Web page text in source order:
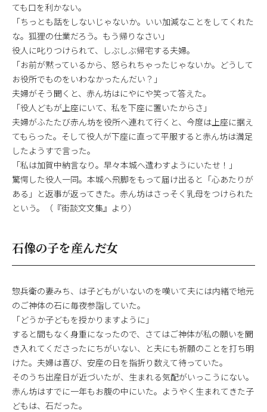
ても口を利かない。
「ちっとも話をしないじゃないか。いい加減なことをしてくれた
な。狐狸の仕業だろう。もう帰りなさい」
役人に叱りつけられて、しぶしぶ帰宅する夫婦。
「お前が黙っているから、怒られちゃったじゃないか。どうして
お役所でものをいわなかったんだい？」
夫婦がそう聞くと、赤ん坊はにやにや笑って答えた。
「役人どもが上座にいて、私を下座に置いたからさ」
夫婦がふたたび赤ん坊を役所へ連れて行くと、今度は上座に据え
てもらった。そして役人が下座に直って平服すると赤ん坊は満足
したようすで言った。
「私は加賀中納言なり。早々本城へ遣わすようにいたせ！」
驚愕した役人一同。本城へ飛脚をもって届け出ると「心あたりが
ある」と返事が返ってきた。赤ん坊はさっそく乳母をつけられた
という。（『街談文文集』より）
石像の子を産んだ女
惣兵衛の妻みち、は子どもがいないのを嘆いて夫には内緒で地元
のご神体の石に毎夜参詣していた。
「どうか子どもを授かりますように」
すると間もなく身重になったので、さてはご神体が私の願いを聞
き入れてくださったにちがいない、と夫にも祈願のことを打ち明
けた。夫婦は喜び、安産の日を指折り数えて待っていた。
そのうち出産日が近づいたが、生まれる気配がいっこうにない。
赤ん坊はすでに一年もお腹の中にいた。ようやく生まれてきた子
どもは、石だった。